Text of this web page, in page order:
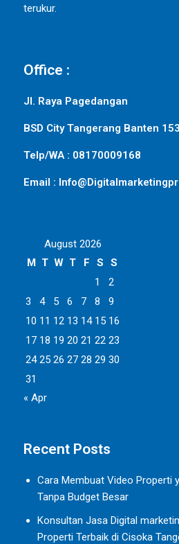
terukur.
Office :
Jl. Raya Pagedangan
BSD City Tangerang Banten
Telp/WA : 08170009168
Email :
August 2026
M T W T F S
S
1
2
3
4 5 6 7 8
9
10 11 12 13 14 15 16
17 18 19 20 21 22 23
24 25 26 27 28 29 30
31
« Apr
Recent Posts
Cara Membuat Video Properti
Tanpa Budget Besar
Konsultan Jasa Digital
Properti Terbaik di Cisoka